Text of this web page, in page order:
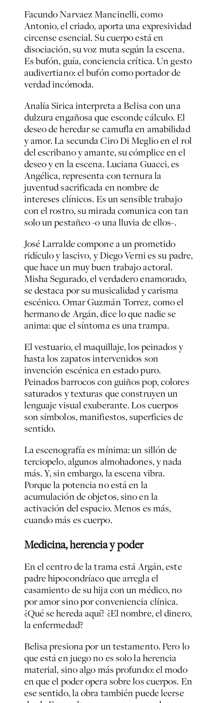
Facundo Narvaez Mancinelli, como
Antonio, el criado, aporta una expresividad
circense esencial. Su cuerpo está en
disociación, su voz muta según la escena.
Es bufón, guía, conciencia crítica. Un gesto
audivertiano: el bufón como portador de
verdad incómoda.
Analía Sirica interpreta a Belisa con una
dulzura engañosa que esconde cálculo. El
deseo de heredar se camufla en amabilidad
y amor. La secunda Ciro Di Meglio en el rol
del escribano y amante, su cómplice en el
deseo y en la escena. Luciana Guacci, es
Angélica, representa con ternura la
juventud sacrificada en nombre de
intereses clínicos. Es un sensible trabajo
con el rostro, su mirada comunica con tan
solo un pestañeo -o una lluvia de ellos-.
José Larralde compone a un prometido
ridículo y lascivo, y Diego Verni es su padre,
que hace un muy buen trabajo actoral.
Misha Segurado, el verdadero enamorado,
se destaca por su musicalidad y carisma
escénico. Omar Guzmán Torrez, como el
hermano de Argán, dice lo que nadie se
anima: que el síntoma es una trampa.
El vestuario, el maquillaje, los peinados y
hasta los zapatos intervenidos son
invención escénica en estado puro.
Peinados barrocos con guiños pop, colores
saturados y texturas que construyen un
lenguaje visual exuberante. Los cuerpos
son símbolos, manifiestos, superficies de
sentido.
La escenografía es mínima: un sillón de
terciopelo, algunos almohadones, y nada
más. Y, sin embargo, la escena vibra.
Porque la potencia no está en la
acumulación de objetos, sino en la
activación del espacio. Menos es más,
cuando más es cuerpo.
Medicina, herencia y poder
En el centro de la trama está Argán, este
padre hipocondríaco que arregla el
casamiento de su hija con un médico, no
por amor sino por conveniencia clínica.
¿Qué se hereda aquí? ¿El nombre, el dinero,
la enfermedad?
Belisa presiona por un testamento. Pero lo
que está en juego no es solo la herencia
material, sino algo más profundo: el modo
en que el poder opera sobre los cuerpos. En
ese sentido, la obra también puede leerse